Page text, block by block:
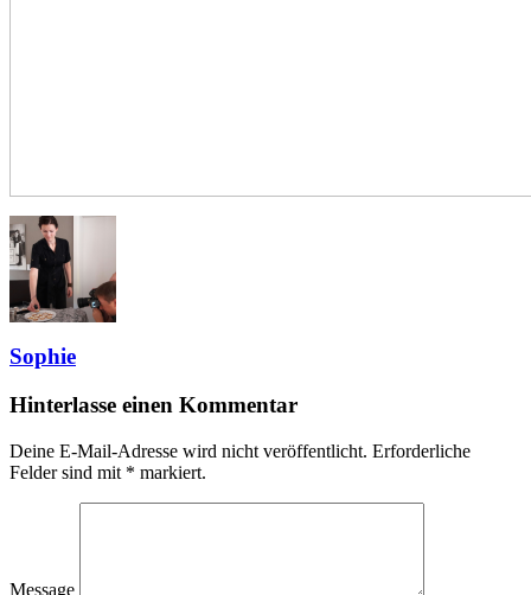
Sophie
Hinterlasse einen Kommentar
Deine E-Mail-Adresse wird nicht veröffentlicht. Erforderliche
Felder sind mit * markiert.
Message